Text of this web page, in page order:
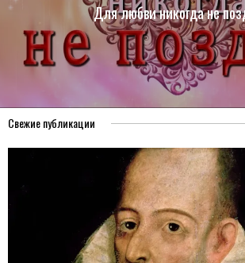
Для любви никогда не
Свежие публикации